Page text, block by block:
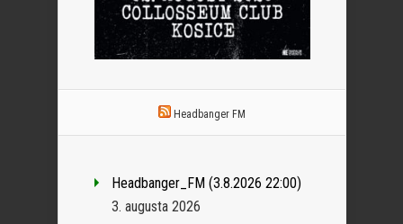
Headbanger FM
Headbanger_FM (3.8.2026 22:00)
3. augusta 2026